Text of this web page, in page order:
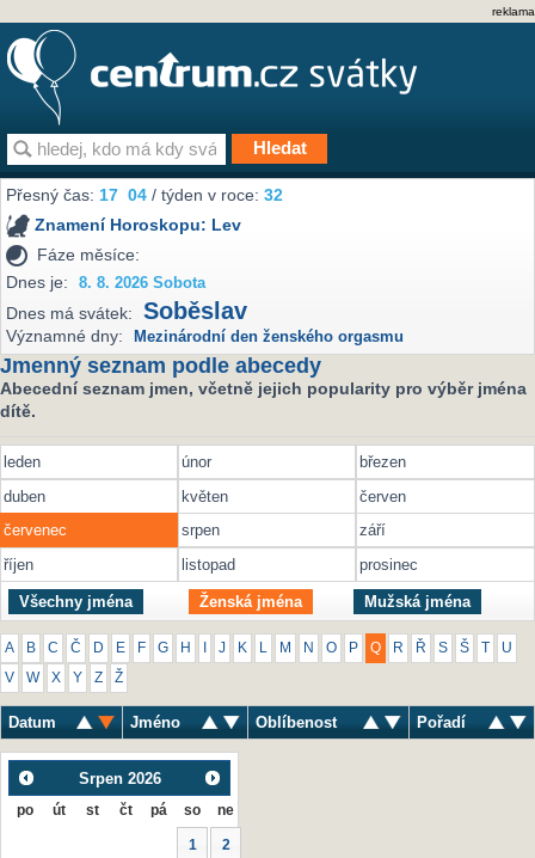
reklama
Přesný čas:17 04 / týden v roce:32
Znamení Horoskopu: Lev
Fáze měsíce:
Dnes je:
8. 8. 2026 Sobota
Dnes má svátek: Soběslav
Významné dny: Mezinárodní den ženského orgasmu
Jmenný seznam podle abecedy
Abecední seznam jmen, včetně jejich popularity pro výběr jména
dítě.
leden únor
březen
duben
květen
červen
červenec
srpen
září
říjen
listopad prosinec
Všechny jména Ženská jména Mužská jména
A B C Č D E F G H J K M N O P Q R Ř S Š U
V W X Y Z Ž
Datum Jméno Oblíbenost Pořadí
Srpen 2026
po út st čt pá so ne
1 2